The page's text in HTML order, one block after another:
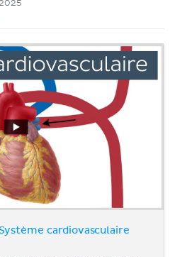
cardiovasculaire